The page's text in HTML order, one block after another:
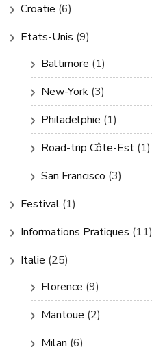
Croatie (6)
Etats-Unis (9)
Baltimore (1)
New-York (3)
Philadelphie (1)
Road-trip Côte-Est (1)
San Francisco (3)
Festival (1)
Informations Pratiques (11)
Italie (25)
Florence (9)
Mantoue (2)
Milan (6)